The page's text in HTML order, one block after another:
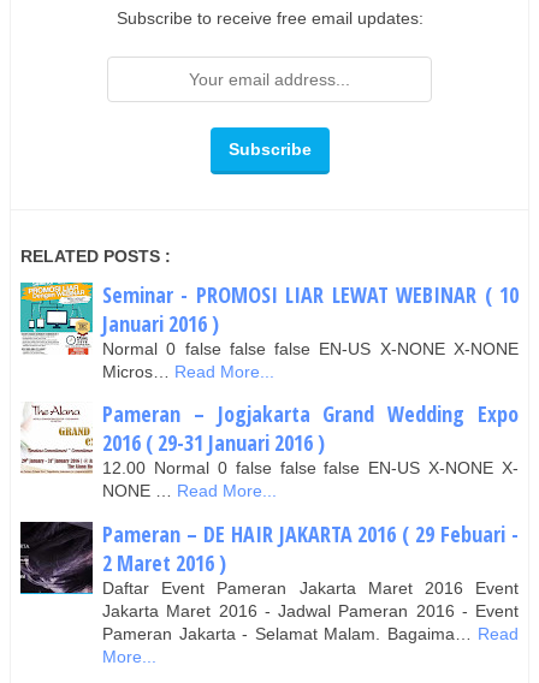
Subscribe to receive free email updates:
RELATED POSTS :
Seminar - PROMOSI LIAR LEWAT WEBINAR ( 10
Januari 2016 )
Normal 0 false false false EN-US X-NONE X-NONE
Micros…
Read More...
Pameran – Jogjakarta Grand Wedding Expo
2016 ( 29-31 Januari 2016 )
12.00 Normal 0 false false false EN-US X-NONE X-
NONE …
Read More...
Pameran – DE HAIR JAKARTA 2016 ( 29 Febuari -
2 Maret 2016 )
Daftar Event Pameran Jakarta Maret 2016 Event
Jakarta Maret 2016 - Jadwal Pameran 2016 - Event
Pameran Jakarta - Selamat Malam. Bagaima…
Read
More...